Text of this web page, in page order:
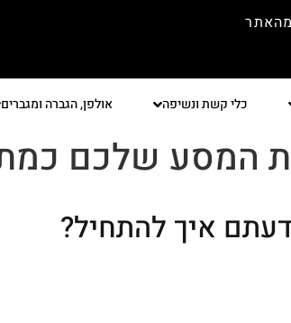
כלי קשת ונשיפה אולפן, הגברה ומגברים
המסע שלכם
איך להתחיל?